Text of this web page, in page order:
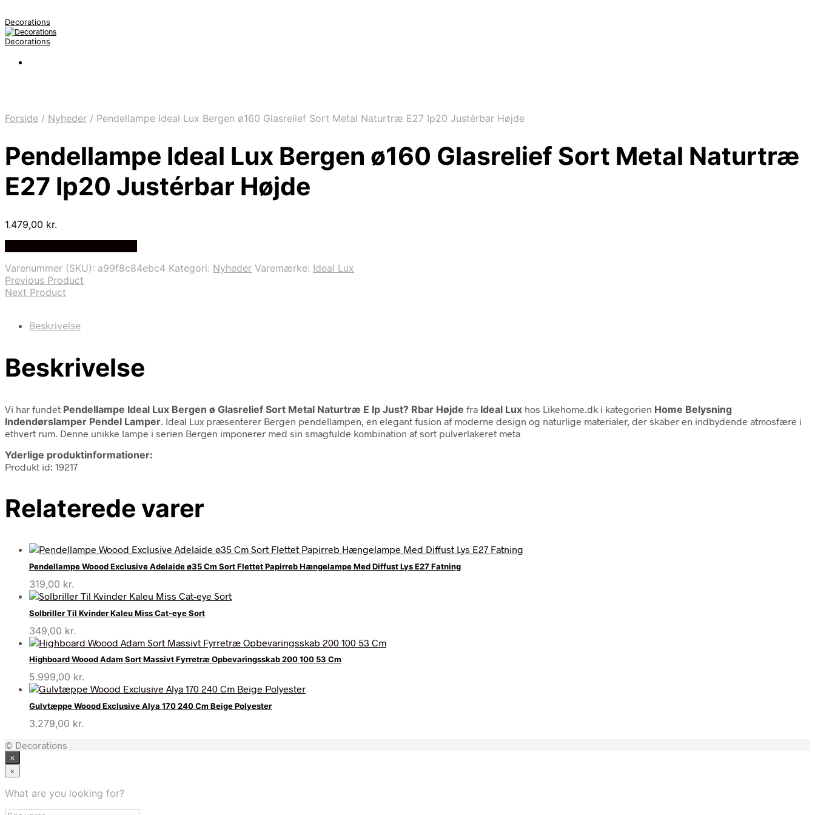
Decorations
Decorations
Forside / Nyheder / Pendellampe Ideal Lux Bergen ø160 Glasrelief Sort Metal Naturtræ E27 Ip20 Justérbar Højde
Pendellampe Ideal Lux Bergen ø160 Glasrelief Sort Metal Naturtræ
E27 Ip20 Justérbar Højde
1.479,00 kr.
Varenummer (SKU): a99f8c84ebc4 Kategori: Nyheder Varemærke: Ideal Lux
Previous Product
Next Product
Beskrivelse
Beskrivelse
Vi har fundet Pendellampe Ideal Lux Bergen ø Glasrelief Sort Metal Naturtræ E Ip Just? Rbar Højde fra Ideal Lux hos Likehome.dk i kategorien Home Belysning
Indendørslamper Pendel Lamper . Ideal Lux præsenterer Bergen pendellampen, en elegant fusion af moderne design og naturlige materialer, der skaber en indbydende atmosfære i
ethvert rum. Denne unikke lampe i serien Bergen imponerer med sin smagfulde kombination af sort pulverlakeret meta
Yderlige produktinformationer:
Produkt id: 19217
Relaterede varer
Pendellampe Woood Exclusive Adelaide ø35 Cm Sort Flettet Papirreb Hængelampe Med Diffust Lys E27 Fatning
319,00 kr.
Solbriller Til Kvinder Kaleu Miss Cat-eye Sort
349,00 kr.
Highboard Woood Adam Sort Massivt Fyrretræ Opbevaringsskab 200 100 53 Cm
5.999,00 kr.
Gulvtæppe Woood Exclusive Alya 170 240 Cm Beige Polyester
3.279,00 kr.
© Decorations
×
×
What are you looking for?